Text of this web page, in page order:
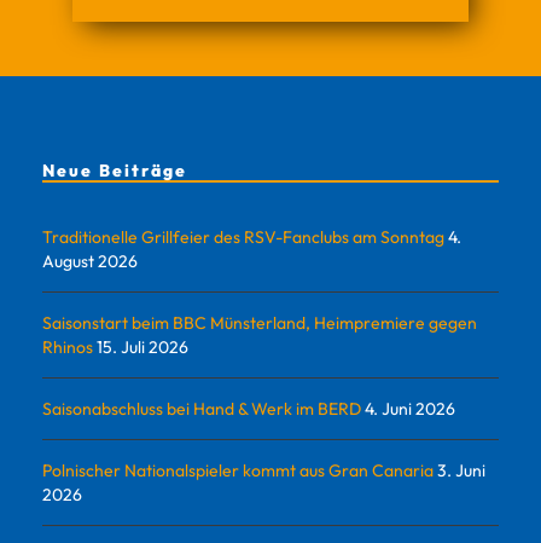
Neue Beiträge
Traditionelle Grillfeier des RSV-Fanclubs am Sonntag4.
August 2026
Saisonstart beim BBC Münsterland, Heimpremiere gegen
Rhinos15. Juli 2026
Saisonabschluss bei Hand & Werk im BERD4. Juni 2026
Polnischer Nationalspieler kommt aus Gran Canaria3. Juni
2026